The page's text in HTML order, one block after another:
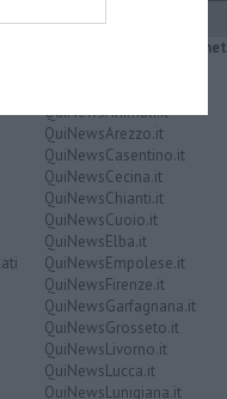
IL NETWORK QuiNews.net
QuiNewsAnimali.it
QuiNewsArezzo.it
QuiNewsCasentino.it
QuiNewsCecina.it
QuiNewsChianti.it
QuiNewsCuoio.it
QuiNewsElba.it
QuiNewsEmpolese.it
QuiNewsFirenze.it
QuiNewsGarfagnana.it
QuiNewsGrosseto.it
QuiNewsLivorno.it
QuiNewsLucca.it
QuiNewsLunigiana.it